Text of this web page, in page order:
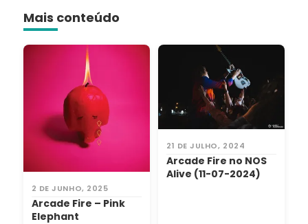
Mais conteúdo
2 DE JUNHO, 2025
Arcade Fire – Pink
Elephant
21 DE JULHO, 2024
Arcade Fire no NOS
Alive (11-07-2024)